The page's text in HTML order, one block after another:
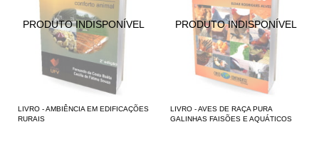
LIVRO - AMBIÊNCIA EM EDIFICAÇÕES
RURAIS
LIVRO - AVES DE RAÇA PURA
GALINHAS FAISÕES E AQUÁTICOS